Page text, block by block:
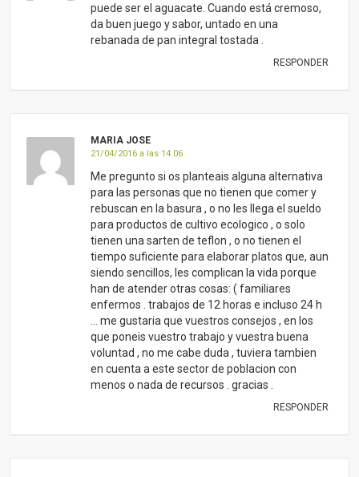
puede ser el aguacate. Cuando está cremoso,
da buen juego y sabor, untado en una
rebanada de pan integral tostada .
RESPONDER
MARIA JOSE
21/04/2016 a las 14:06
Me pregunto si os planteais alguna alternativa
para las personas que no tienen que comer y
rebuscan en la basura , o no les llega el sueldo
para productos de cultivo ecologico , o solo
tienen una sarten de teflon , o no tienen el
tiempo suficiente para elaborar platos que, aun
siendo sencillos, les complican la vida porque
han de atender otras cosas: ( familiares
enfermos . trabajos de 12 horas e incluso 24 h
… me gustaria que vuestros consejos , en los
que poneis vuestro trabajo y vuestra buena
voluntad , no me cabe duda , tuviera tambien
en cuenta a este sector de poblacion con
menos o nada de recursos . gracias .
RESPONDER